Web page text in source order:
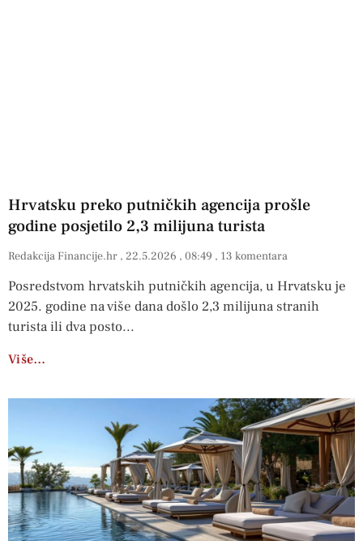
Hrvatsku preko putničkih agencija prošle
godine posjetilo 2,3 milijuna turista
Redakcija Financije.hr 22.5.2026 08:49 13 komentara
Posredstvom hrvatskih putničkih agencija, u Hrvatsku je
2025. godine na više dana došlo 2,3 milijuna stranih
turista ili dva posto
Više…